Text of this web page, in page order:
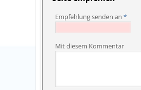
Empfehlung senden an *
Mit diesem Kommentar